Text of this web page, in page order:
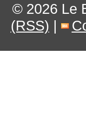
© 2026 Le
(RSS) |